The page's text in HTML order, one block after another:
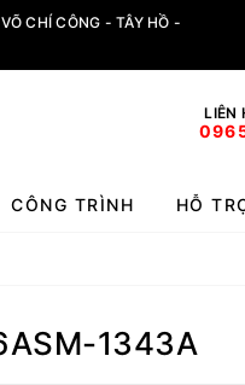
CHÍ CÔNG - TÂY HỒ -
LIÊN
CÔNG TRÌNH HỖ
1343A